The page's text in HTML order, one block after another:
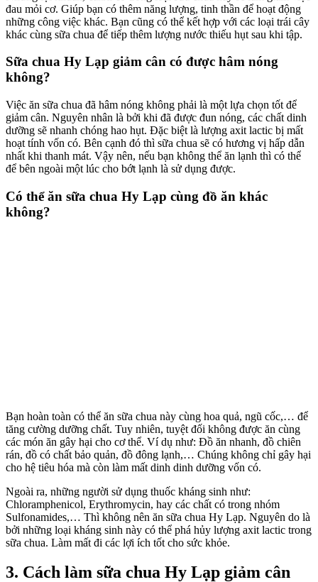
đau mỏi cơ. Giúp bạn có thêm năng lượng, tinh thần để hoạt động
những công việc khác. Bạn cũng có thể kết hợp với các loại trái cây
khác cùng sữa chua để tiếp thêm lượng nước thiếu hụt sau khi tập.
Sữa chua Hy Lạp giảm cân có được hâm nóng
không?
Việc ăn sữa chua đã hâm nóng không phải là một lựa chọn tốt để
giảm cân. Nguyên nhân là bởi khi đã được đun nóng, các chất dinh
dưỡng sẽ nhanh chóng hao hụt. Đặc biệt là lượng axit lactic bị mất
hoạt tính vốn có. Bên cạnh đó thì sữa chua sẽ có hương vị hấp dẫn
nhất khi thanh mát. Vậy nên, nếu bạn không thể ăn lạnh thì có thể
để bên ngoài một lúc cho bớt lạnh là sử dụng được.
Có thể ăn sữa chua Hy Lạp cùng đồ ăn khác
không?
Bạn hoàn toàn có thể ăn sữa chua này cùng hoa quả, ngũ cốc,… để
tăng cường dưỡng chất. Tuy nhiên, tuyệt đối không được ăn cùng
các món ăn gây hại cho cơ thể. Ví dụ như: Đồ ăn nhanh, đồ chiên
rán, đồ có chất bảo quản, đồ đông lạnh,… Chúng không chỉ gây hại
cho hệ tiêu hóa mà còn làm mất dinh dinh dưỡng vốn có.
Ngoài ra, những người sử dụng thuốc kháng sinh như:
Chloramphenicol, Erythromycin, hay các chất có trong nhóm
Sulfonamides,… Thì không nên ăn sữa chua Hy Lạp. Nguyên do là
bởi những loại kháng sinh này có thể phá hủy lượng axit lactic trong
sữa chua. Làm mất đi các lợi ích tốt cho sức khỏe.
3. Cách làm sữa chua Hy Lạp giảm cân